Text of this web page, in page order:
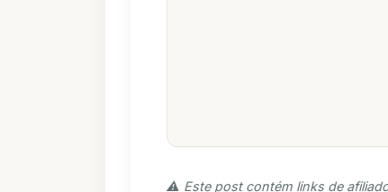
⚠️ Este post contém links de